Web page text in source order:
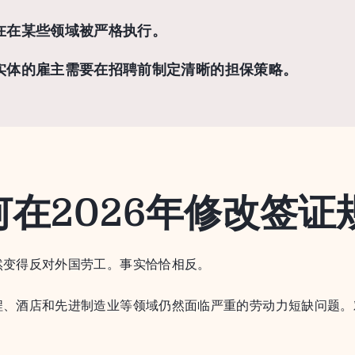
某些领域被严格执行。
的雇主需要在招聘前制定清晰的担保策略。
在2026年修改签证
得反对外国劳工。事实恰恰相反。
酒店和先进制造业等领域仍然面临严重的劳动力短缺问题